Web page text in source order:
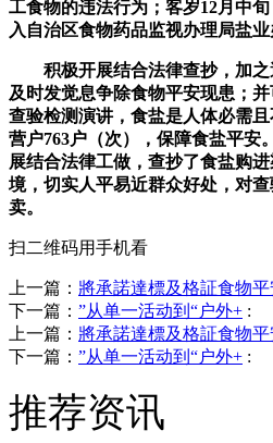
工食物的违法行为；客岁12月中
入自治区食物药品监视办理局盐业
积极开展结合法律查抄，加之
及时发觉息争除食物平安现患；
查验检测演讲，食盐是人体必需
营户763户（次），保障食盐平安
展结合法律工做，查抄了食盐购
境，切实人平易近群众好处，对
卖。
扫二维码用手机看
上一篇： 將承諾達標及格証食物
下一篇： ”从单一活动到“户外+ :
上一篇： 將承諾達標及格証食物
下一篇： ”从单一活动到“户外+ :
推荐资讯